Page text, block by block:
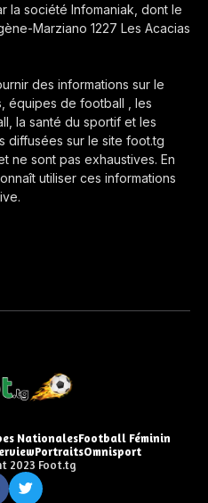
la société Infomaniak, dont le
Marziano 1227 Les Acacias
des informations sur le
équipes de football , les
la santé du sportif et les
diffusées sur le site foot.tg
ne sont pas exhaustives. En
utiliser ces informations
NationalesFootball Féminin
PortraitsOmnisport
2023 Foot.tg